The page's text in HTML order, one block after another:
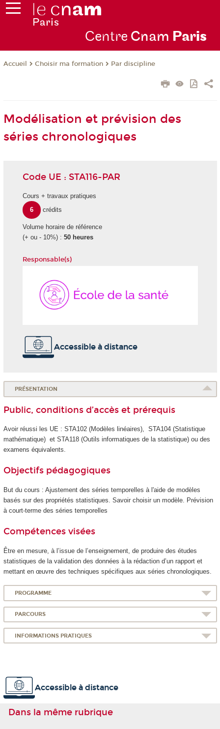
Centre Cnam Paris
Accueil Choisir ma formation Par discipline
Modélisation et prévision des
séries chronologiques
Code UE : STA116-PAR
Cours + travaux pratiques
6
crédits
Volume horaire de référence
(+ ou - 10%) : 50 heures
Responsable(s)
Accessible à distance
PRÉSENTATION
Public, conditions d’accès et prérequis
Avoir réussi les UE : STA102 (Modèles linéaires), STA104 (Statistique
mathématique) et STA118 (Outils informatiques de la statistique) ou des
examens équivalents.
Objectifs pédagogiques
But du cours : Ajustement des séries temporelles à l'aide de modèles
basés sur des propriétés statistiques. Savoir choisir un modèle. Prévision
à court-terme des séries temporelles
Compétences visées
Être en mesure, à l’issue de l’enseignement, de produire des études
statistiques de la validation des données à la rédaction d’un rapport et
mettant en œuvre des techniques spécifiques aux séries chronologiques.
PROGRAMME
PARCOURS
INFORMATIONS PRATIQUES
Accessible à distance
Dans la même rubrique